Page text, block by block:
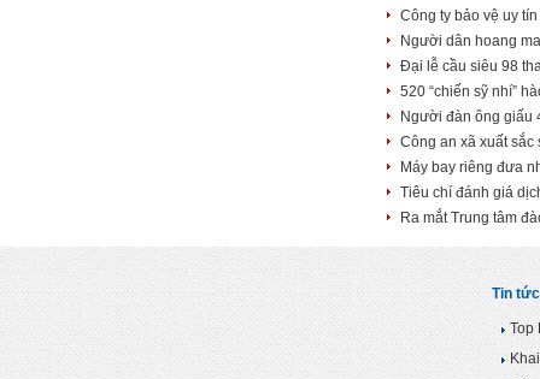
Công ty bảo vệ uy
Người dân hoang
Đại lễ cầu siêu 98
520 “chiến sỹ nhí”
Người đàn ông giấu
Công an xã xuất
Máy bay riêng đưa
Tiêu chí đánh giá
Ra mắt Trung tâm
Tin tức
Top